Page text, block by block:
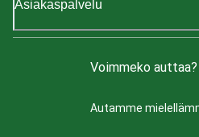
Asiakaspalvelu
Voimmeko auttaa?
Autamme